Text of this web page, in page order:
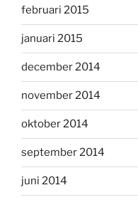
februari 2015
januari 2015
december 2014
november 2014
oktober 2014
september 2014
juni 2014